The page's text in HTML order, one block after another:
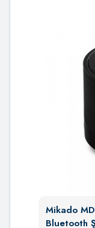
Mikado
Bluetooth